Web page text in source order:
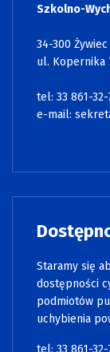
Szkolno-
34-300 Żywiec
ul. Kopernika
tel: 33 861-32-
e-mail:
Staramy się
dostępności
podmiotów
uchybienia